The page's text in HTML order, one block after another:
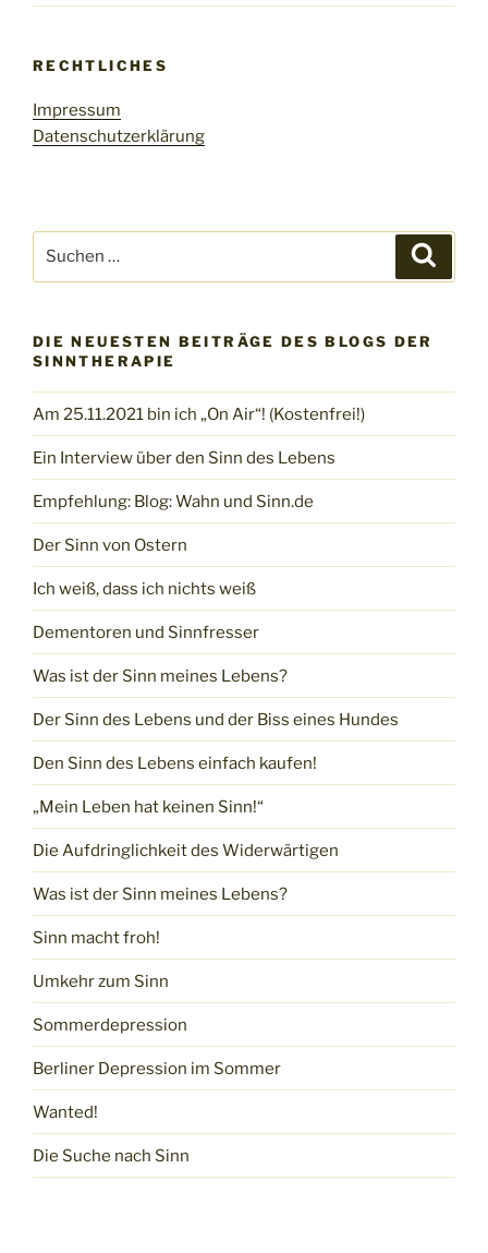
RECHTLICHES
Impressum
Datenschutzerklärung
nach:
DIE NEUESTEN BEITRÄGE DES BLOGS DER
SINNTHERAPIE
Am 25.11.2021 bin ich „On Air“! (Kostenfrei!)
Ein Interview über den Sinn des Lebens
Empfehlung: Blog: Wahn und Sinn.de
Der Sinn von Ostern
Ich weiß, dass ich nichts weiß
Dementoren und Sinnfresser
Was ist der Sinn meines Lebens?
Der Sinn des Lebens und der Biss eines Hundes
Den Sinn des Lebens einfach kaufen!
„Mein Leben hat keinen Sinn!“
Die Aufdringlichkeit des Widerwärtigen
Was ist der Sinn meines Lebens?
Sinn macht froh!
Umkehr zum Sinn
Sommerdepression
Berliner Depression im Sommer
Wanted!
Die Suche nach Sinn